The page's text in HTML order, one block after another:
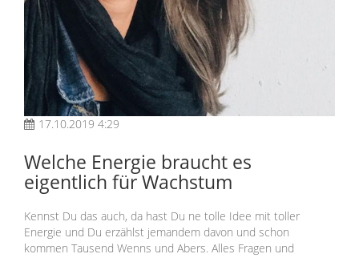
17.10.2019 4:29
Welche Energie braucht es
eigentlich für Wachstum
Kennst Du das auch, da hast Du ne tolle Idee mit toller
Energie und Du erzählst jemandem davon und schon
kommen Tausend Wenns und Abers. Alles Fragen und